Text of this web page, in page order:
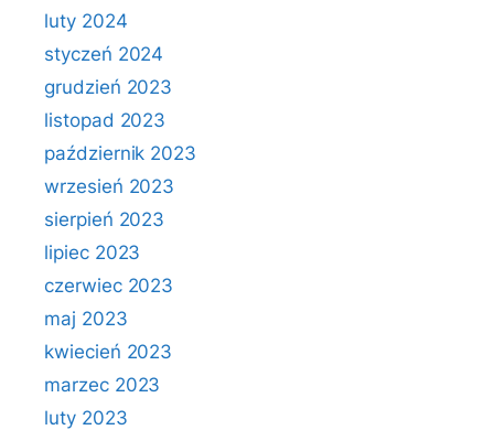
luty 2024
styczeń 2024
grudzień 2023
listopad 2023
październik 2023
wrzesień 2023
sierpień 2023
lipiec 2023
czerwiec 2023
maj 2023
kwiecień 2023
marzec 2023
luty 2023